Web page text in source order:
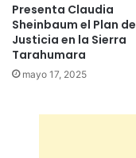
Presenta Claudia
Sheinbaum el Plan de
Justicia en la Sierra
Tarahumara
mayo 17, 2025